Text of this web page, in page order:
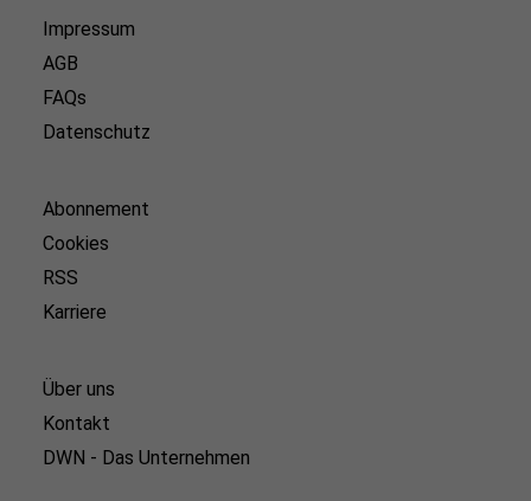
Impressum
AGB
FAQs
Datenschutz
Abonnement
Cookies
RSS
Karriere
Über uns
Kontakt
DWN - Das Unternehmen